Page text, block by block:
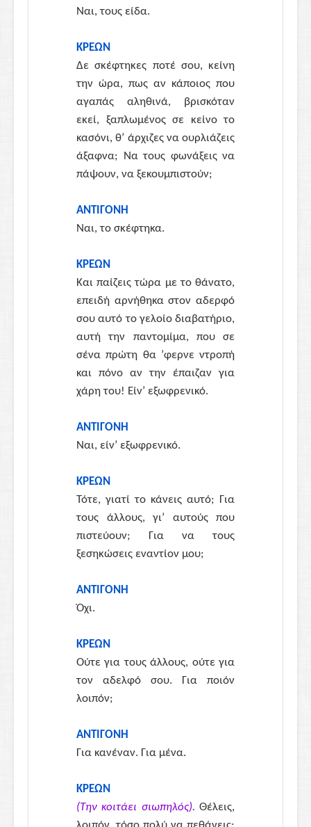
Ναι, τους είδα.
ΚΡΕΩΝ
Δε σκέφτηκες ποτέ σου, κείνη
την ώρα, πως αν κάποιος που
αγαπάς αληθινά, βρισκόταν
εκεί, ξαπλωμένος σε κείνο το
κασόνι, θ’ άρχιζες να ουρλιάζεις
άξαφνα; Να τους φωνάξεις να
πάψουν, να ξεκουμπιστούν;
ΑΝΤΙΓΟΝΗ
Ναι, το σκέφτηκα.
ΚΡΕΩΝ
Και παίζεις τώρα με το θάνατο,
επειδή αρνήθηκα στον αδερφό
σου αυτό το γελοίο διαβατήριο,
αυτή την παντομίμα, που σε
σένα πρώτη θα ’φερνε ντροπή
και πόνο αν την έπαιζαν για
χάρη του! Είν’ εξωφρενικό.
ΑΝΤΙΓΟΝΗ
Ναι, είν’ εξωφρενικό.
ΚΡΕΩΝ
Τότε, γιατί το κάνεις αυτό; Για
τους άλλους, γι’ αυτούς που
πιστεύουν; Για να τους
ξεσηκώσεις εναντίον μου;
ΑΝΤΙΓΟΝΗ
Όχι.
ΚΡΕΩΝ
Ούτε για τους άλλους, ούτε για
τον αδελφό σου. Για ποιόν
λοιπόν;
ΑΝΤΙΓΟΝΗ
Για κανέναν. Για μένα.
ΚΡΕΩΝ
(Την κοιτάει σιωπηλός). Θέλεις,